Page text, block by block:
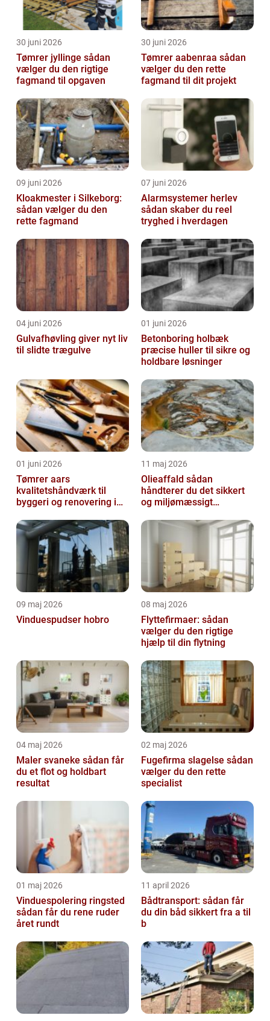
30 juni 2026
Tømrer jyllinge sådan
vælger du den rigtige
fagmand til opgaven
30 juni 2026
Tømrer aabenraa sådan
vælger du den rette
fagmand til dit projekt
09 juni 2026
Kloakmester i Silkeborg:
sådan vælger du den
rette fagmand
07 juni 2026
Alarmsystemer herlev
sådan skaber du reel
tryghed i hverdagen
04 juni 2026
Gulvafhøvling giver nyt liv
til slidte trægulve
01 juni 2026
Betonboring holbæk
præcise huller til sikre og
holdbare løsninger
01 juni 2026
Tømrer aars
kvalitetshåndværk til
byggeri og renovering i
11 maj 2026
Olieaffald sådan
håndterer du det sikkert
og miljømæssigt
09 maj 2026
Vinduespudser hobro
08 maj 2026
Flyttefirmaer: sådan
vælger du den rigtige
hjælp til din flytning
04 maj 2026
Maler svaneke sådan får
du et flot og holdbart
resultat
02 maj 2026
Fugefirma slagelse sådan
vælger du den rette
specialist
01 maj 2026
Vinduespolering ringsted
sådan får du rene ruder
året rundt
11 april 2026
Bådtransport: sådan får
du din båd sikkert fra a til
b